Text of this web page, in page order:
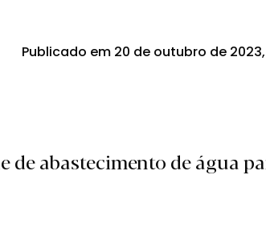
Publicado em 20 de outubro de 2023,
de abastecimento de água